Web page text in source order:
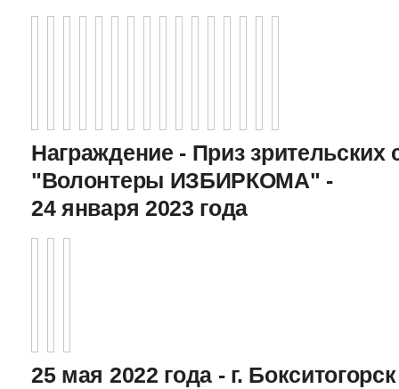
Награждение - Приз зрительских
"Волонтеры ИЗБИРКОМА" -
24 января 2023 года
25 мая 2022 года - г.